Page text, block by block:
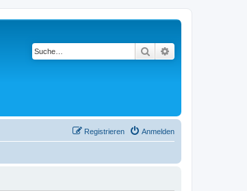
Suche
Anmelden
Registrieren